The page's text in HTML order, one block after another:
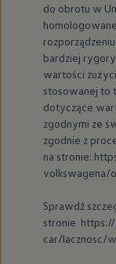
do obrotu w
bardziej
wartości
stosowanej to
dotyczące
zgodnymi ze
zgodnie z
na stronie:
volkswagena/
Sprawdź
stronie
car/lacznosc/